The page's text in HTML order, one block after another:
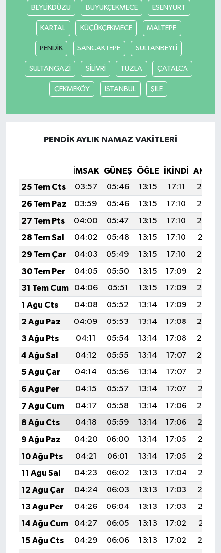
BEYLİKDÜZÜ BÜYÜKÇEKMECE ESENYURT
KARTAL KÜÇÜKÇEKMECE MALTEPE
PENDİK SANCAKTEPE SULTANBEYLİ
SULTANGAZİ SİLİVRİ TUZLA ÇATALCA
ÇEKMEKÖY İSTANBUL ŞİLE
PENDİK AYLIK NAMAZ VAKITLERI
İMSAK GÜNEŞ ÖĞLE İKINDI
25 Tem Cts
03:57 05:46 13:15 17:11
20:34
26 Tem Paz
03:59 05:46 13:15 17:10
20:33
27 Tem Pts
04:00 05:47 13:15 17:10
20:32
28 Tem Sal
04:02 05:48 13:15 17:10
20:31
29 Tem Çar
04:03 05:49 13:15 17:10
20:30
30 Tem Per
04:05 05:50 13:15 17:09
20:29
31 Tem Cum
04:06 05:51 13:15 17:09
20:28
1 Ağu Cts
04:08 05:52 13:14 17:09
20:27
2 Ağu Paz
04:09 05:53 13:14 17:08
20:26
3 Ağu Pts
04:11 05:54 13:14 17:08
20:25
4 Ağu Sal
04:12 05:55 13:14 17:07
20:24
5 Ağu Çar
04:14 05:56 13:14 17:07
20:22
6 Ağu Per
04:15 05:57 13:14 17:07
20:21
7 Ağu Cum
04:17 05:58 13:14 17:06
20:20
8 Ağu Cts
04:18 05:59 13:14 17:06
20:19
9 Ağu Paz
04:20 06:00 13:14 17:05
20:18
10 Ağu Pts
04:21 06:01 13:14 17:05
20:16
11 Ağu Sal
04:23 06:02 13:13 17:04
20:15
12 Ağu Çar
04:24 06:03 13:13 17:03
20:14
13 Ağu Per
04:26 06:04 13:13 17:03
20:12
14 Ağu Cum
04:27 06:05 13:13 17:02
20:11
15 Ağu Cts
04:29 06:06 13:13 17:02
20:10